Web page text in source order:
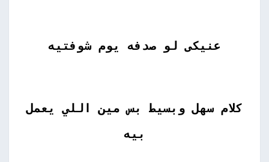
عنيكى لو صدفه يوم شوفتيه
كلام سهل وبسيط بس مين اللي يعمل
بيه